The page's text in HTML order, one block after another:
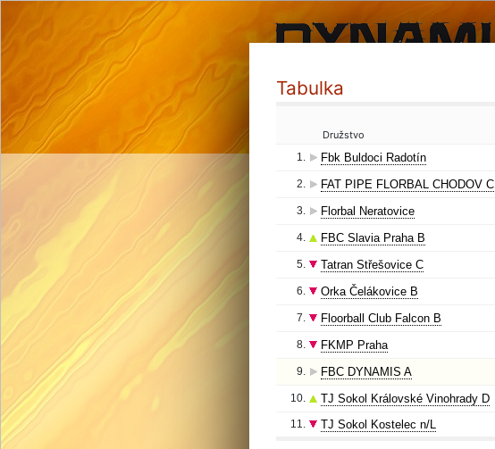
Tabulka
Družstvo
1.
Fbk Buldoci Radotín
2. FAT PIPE FLORBAL CHODOV C
3. Florbal Neratovice
4. FBC Slavia Praha B
5. Tatran Střešovice C
6. Orka Čelákovice B
7. Floorball Club Falcon B
8. FKMP Praha
9. FBC DYNAMIS A
10. TJ Sokol Královské Vinohrady D
11. TJ Sokol Kostelec n/L